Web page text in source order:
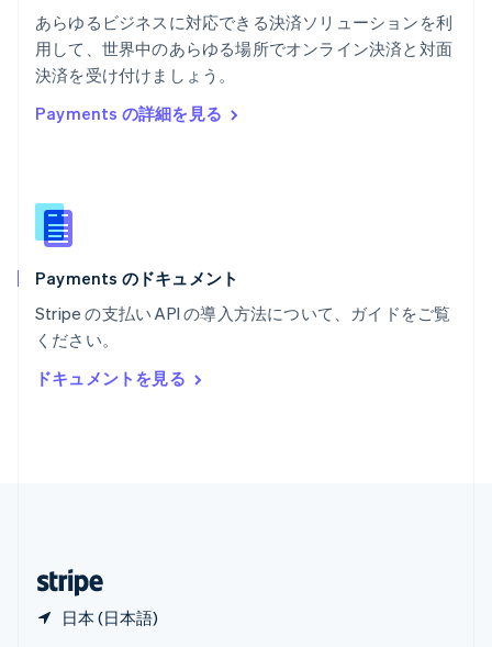
あらゆるビジネスに対応できる決済ソリューションを利
用して、世界中のあらゆる場所でオンライン決済と対面
決済を受け付けましょう。
Payments の詳細を見る
Payments のドキュメント
Stripe の支払い API の導入方法について、ガイドをご覧
ください。
ドキュメントを見る
日本 (日本語)
English
ポルトガル
PortuguêsEnglish
English
Español
ラトビア
リトアニア
リヒテンシュタイン
Deutsch
ルーマニア
English